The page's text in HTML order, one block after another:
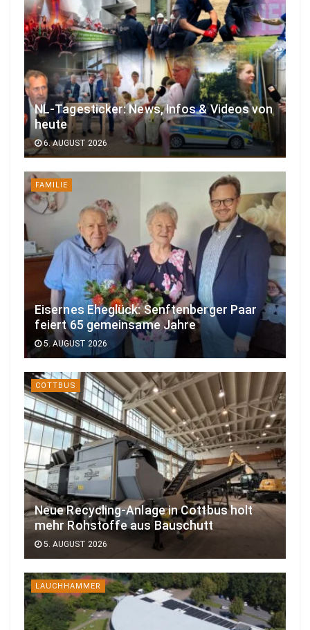
NL-Tagesticker: News, Infos & Videos von
heute
6. AUGUST 2026
FAMILIE
Eisernes Eheglück: Senftenberger Paar
feiert 65 gemeinsame Jahre
5. AUGUST 2026
COTTBUS
Neue Recycling-Anlage in Cottbus holt
mehr Rohstoffe aus Bauschutt
5. AUGUST 2026
LAUCHHAMMER